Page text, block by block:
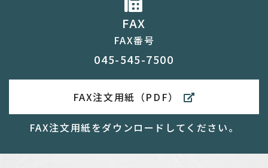
FAX
FAX番号
045-545-7500
FAX注文用紙（PDF）
FAX注文用紙をダウンロードしてください。